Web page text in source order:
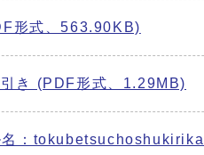
形式、563.90KB)
き (PDF形式、1.29MB)
名：